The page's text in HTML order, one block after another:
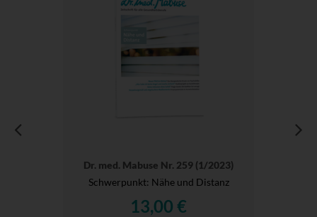
Dr. med. Mabuse Nr. 259 (1/2023)
Schwerpunkt: Nähe und Distanz
13,00 €